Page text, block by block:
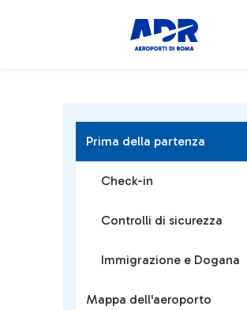
Prima della partenza
Check-in
Controlli di sicurezza
Immigrazione e Dogana
Mappa dell'aeroporto